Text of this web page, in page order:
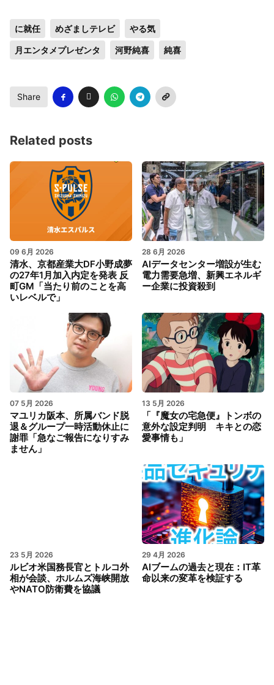
に就任 めざましテレビ やる気
月エンタメプレゼンタ 河野純喜 純喜
Share
Related posts
09 6月 2026
清水、京都産業大DF小野成夢
の27年1月加入内定を発表 反
町GM「当たり前のことを高
いレベルで」
28 6月 2026
AIデータセンター増設が生む
電力需要急増、新興エネルギ
ー企業に投資殺到
07 5月 2026
マユリカ阪本、所属バンド脱
退＆グループ一時活動休止に
謝罪「急なご報告になりすみ
ません」
13 5月 2026
「『魔女の宅急便』トンボの
意外な設定判明 キキとの恋
愛事情も」
23 5月 2026
ルビオ米国務長官とトルコ外
相が会談、ホルムズ海峡開放
やNATO防衛費を協議
29 4月 2026
AIブームの過去と現在：IT革
命以来の変革を検証する